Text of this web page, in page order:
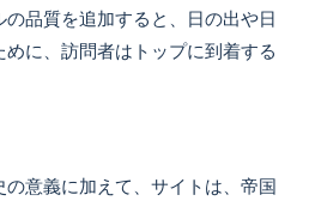
品質を追加すると、日の出や日
に、訪問者はトップに到着する
意義に加えて、サイトは、帝国